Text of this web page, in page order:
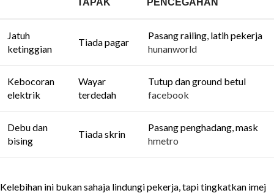
Jatuh
ketinggian
Tiada pagar
Pasang railing, latih pekerja
hunanworld
Kebocoran
elektrik
Wayar
terdedah
Tutup dan ground betul
facebook
Debu dan
bising
Tiada skrin
Pasang penghadang, mask
hmetro
Kelebihan ini bukan sahaja lindungi pekerja, tapi tingkatkan imej